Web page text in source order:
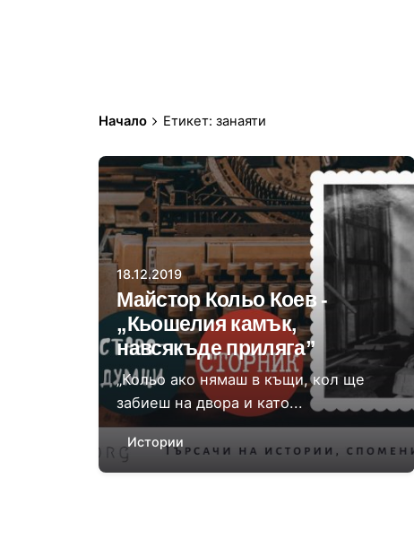
Начало Етикет: занаяти
Автор
Величка Илиева
18.12.2019
Майстор Кольо Коев -
„Кьошелия камък,
навсякъде приляга”
„Кольо ако нямаш в къщи, кол ще
забиеш на двора и като...
Истории